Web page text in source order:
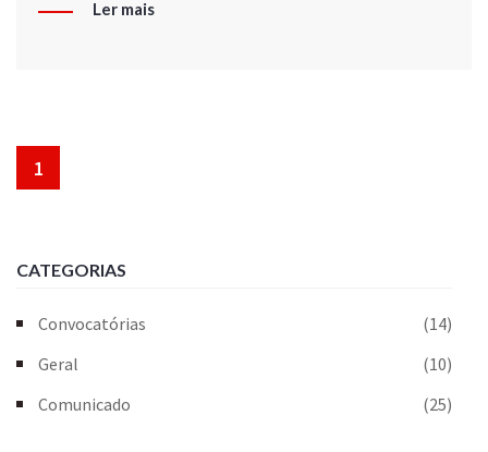
Ler mais
1
CATEGORIAS
Convocatórias
(14)
Geral
(10)
Comunicado
(25)